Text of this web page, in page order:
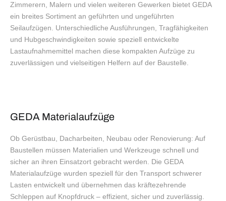
Zimmerern, Malern und vielen weiteren Gewerken bietet GEDA
ein breites Sortiment an geführten und ungeführten
Seilaufzügen. Unterschiedliche Ausführungen, Tragfähigkeiten
und Hubgeschwindigkeiten sowie speziell entwickelte
Lastaufnahmemittel machen diese kompakten Aufzüge zu
zuverlässigen und vielseitigen Helfern auf der Baustelle.
GEDA Materialaufzüge
Ob Gerüstbau, Dacharbeiten, Neubau oder Renovierung: Auf
Baustellen müssen Materialien und Werkzeuge schnell und
sicher an ihren Einsatzort gebracht werden. Die GEDA
Materialaufzüge wurden speziell für den Transport schwerer
Lasten entwickelt und übernehmen das kräftezehrende
Schleppen auf Knopfdruck – effizient, sicher und zuverlässig.